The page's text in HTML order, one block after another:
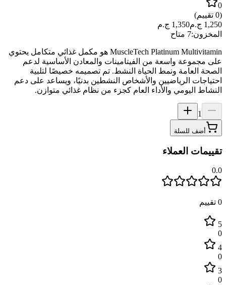
0
(
0 تقييم)
1,250 ج.م1,350 ج.م
المخزون:7 متاح
MuscleTech Platinum Multivitamin هو مكمل غذائي متكامل يحتوي
على مجموعة واسعة من الفيتامينات والمعادن الأساسية لدعم
الصحة العامة ونمط الحياة النشط. تم تصميمه خصيصًا لتلبية
احتياجات الرياضيين والأشخاص النشطين بدنيًا، ويساعد على دعم
النشاط اليومي والأداء العام كجزء من نظام غذائي متوازن.
1
أضف للسلة
تقييمات العملاء
0.0
0 تقييم
5
0
4
0
3
0